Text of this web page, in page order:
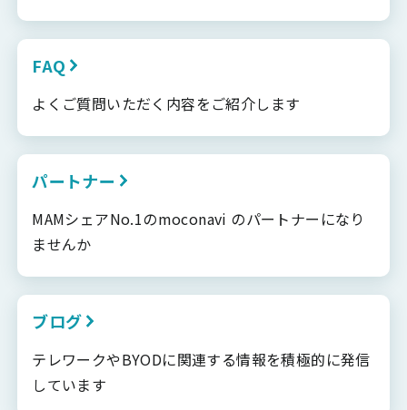
FAQ
よくご質問いただく内容をご紹介します
パートナー
MAMシェアNo.1のmoconavi のパートナーになり
ませんか
ブログ
テレワークやBYODに関連する情報を積極的に発信
しています